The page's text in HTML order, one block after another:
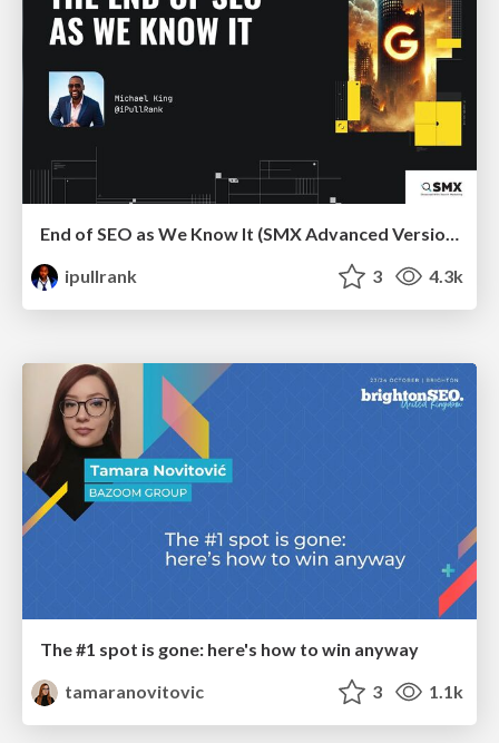
End of SEO as We Know It (SMX Advanced Version)
ipullrank
3 4.3k
The #1 spot is gone: here's how to win anyway
tamaranovitovic
3 1.1k